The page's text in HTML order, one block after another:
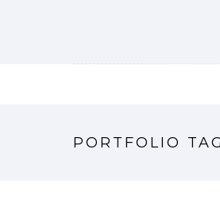
PORTFOLIO